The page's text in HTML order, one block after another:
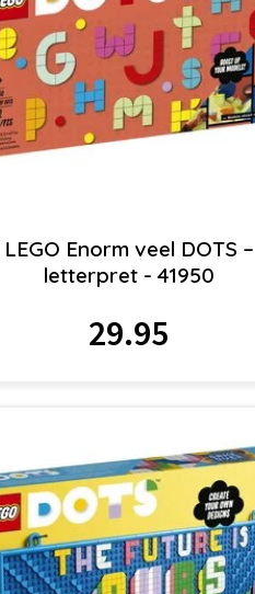
LEGO Enorm veel DOTS –
letterpret - 41950
29.95